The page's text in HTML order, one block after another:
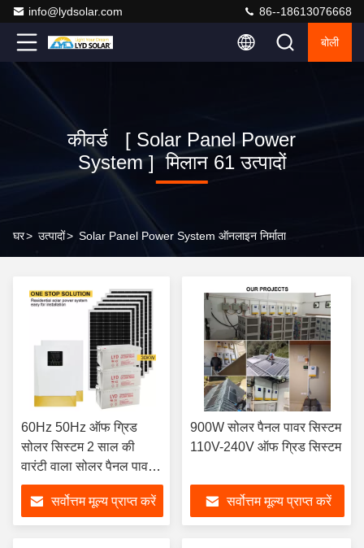
info@lydsolar.com 86--18613076668
बोली
कीवर्ड [ Solar Panel Power
System ] मिलान 61 उत्पादों
घर> उत्पादों> Solar Panel Power System ऑनलाइन निर्माता
60Hz 50Hz ऑफ ग्रिड
सोलर सिस्टम 2 साल की
वारंटी वाला सोलर पैनल पावर
सिस्टम
सर्वोत्तम मूल्य प्राप्त करें
900W सोलर पैनल पावर सिस्टम
110V-240V ऑफ ग्रिड सिस्टम
सर्वोत्तम मूल्य प्राप्त करें